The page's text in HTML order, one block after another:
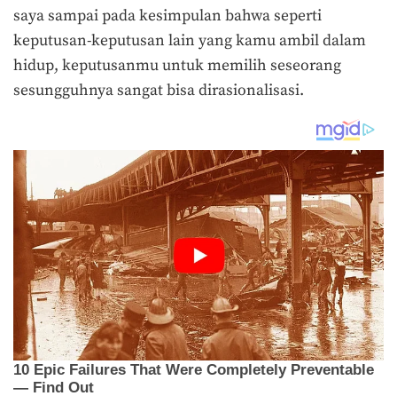
saya sampai pada kesimpulan bahwa seperti
keputusan-keputusan lain yang kamu ambil dalam
hidup, keputusanmu untuk memilih seseorang
sesungguhnya sangat bisa dirasionalisasi.